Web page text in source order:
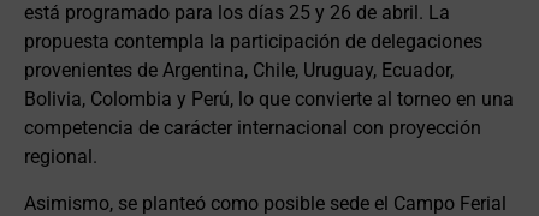
está programado para los días 25 y 26 de abril. La
propuesta contempla la participación de delegaciones
provenientes de Argentina, Chile, Uruguay, Ecuador,
Bolivia, Colombia y Perú, lo que convierte al torneo en una
competencia de carácter internacional con proyección
regional.
Asimismo, se planteó como posible sede el Campo Ferial